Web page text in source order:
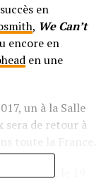
en
, We Can’t
encore en
en une
un à la Salle
sera de retour à
à
Lille, le 19